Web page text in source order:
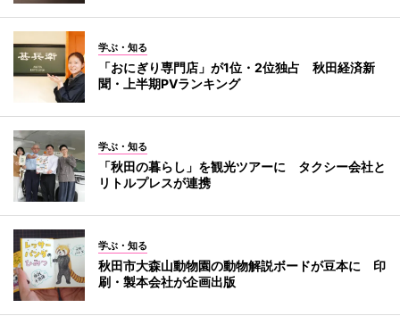
学ぶ・知る
「おにぎり専門店」が1位・2位独占 秋田経済新
聞・上半期PVランキング
学ぶ・知る
「秋田の暮らし」を観光ツアーに タクシー会社と
リトルプレスが連携
学ぶ・知る
秋田市大森山動物園の動物解説ボードが豆本に 印
刷・製本会社が企画出版